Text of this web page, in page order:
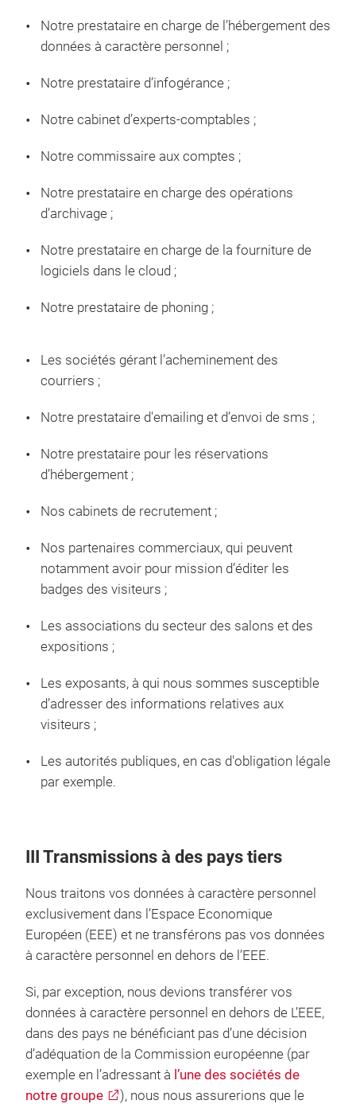
Notre prestataire en charge de l’hébergement des
données à caractère personnel ;
Notre prestataire d’infogérance ;
Notre cabinet d’experts-comptables ;
Notre commissaire aux comptes ;
Notre prestataire en charge des opérations
d’archivage ;
Notre prestataire en charge de la fourniture de
logiciels dans le cloud ;
Notre prestataire de phoning ;
Les sociétés gérant l’acheminement des
courriers ;
Notre prestataire d'emailing et d’envoi de sms ;
Notre prestataire pour les réservations
d’hébergement ;
Nos cabinets de recrutement ;
Nos partenaires commerciaux, qui peuvent
notamment avoir pour mission d’éditer les
badges des visiteurs ;
Les associations du secteur des salons et des
expositions ;
Les exposants, à qui nous sommes susceptible
d’adresser des informations relatives aux
visiteurs ;
Les autorités publiques, en cas d'obligation légale
par exemple.
III Transmissions à des pays tiers
Nous traitons vos données à caractère personnel
exclusivement dans l’Espace Economique
Européen (EEE) et ne transférons pas vos données
à caractère personnel en dehors de l’EEE.
Si, par exception, nous devions transférer vos
données à caractère personnel en dehors de L’EEE,
dans des pays ne bénéficiant pas d’une décision
d’adéquation de la Commission européenne (par
exemple en l’adressant à l’une des sociétés de
notre groupe
), nous nous assurerions que le